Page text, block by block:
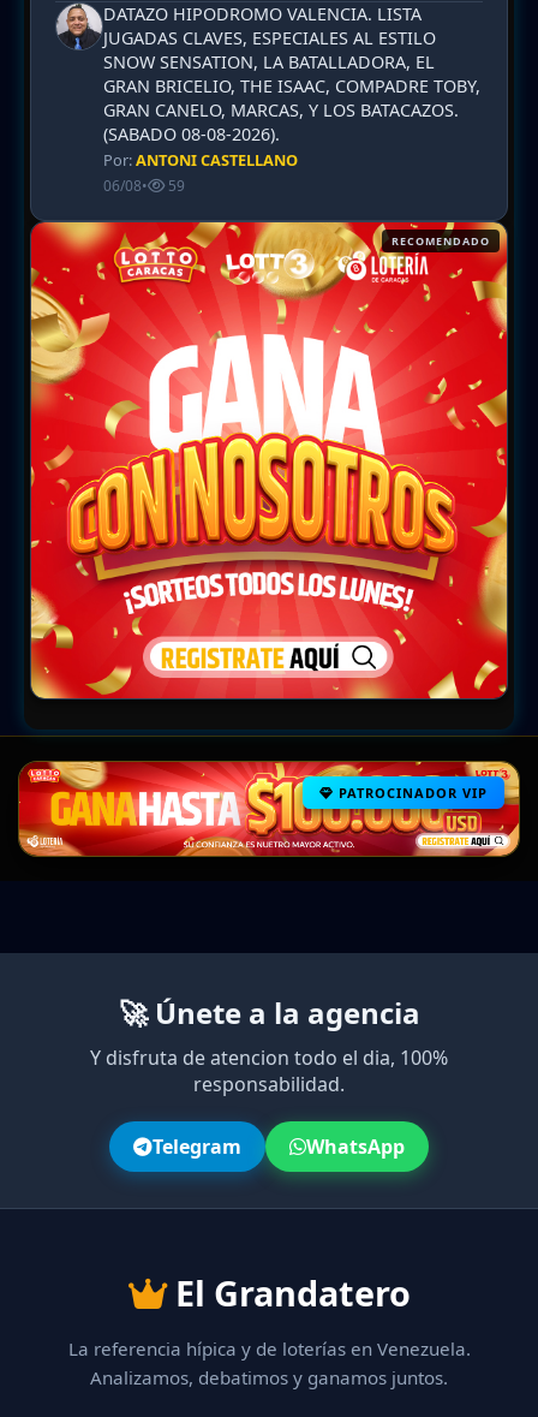
DATAZO HIPODROMO VALENCIA. LISTA
JUGADAS CLAVES, ESPECIALES AL ESTILO
SNOW SENSATION, LA BATALLADORA, EL
GRAN BRICELIO, THE ISAAC, COMPADRE TOBY,
GRAN CANELO, MARCAS, Y LOS BATACAZOS.
(SABADO 08-08-2026).
Por:ANTONI CASTELLANO
06/08• 59
RECOMENDADO
PATROCINADOR VIP
🚀 Únete a la agencia
Y disfruta de atencion todo el dia, 100%
responsabilidad.
Telegram WhatsApp
El Grandatero
La referencia hípica y de loterías en Venezuela.
Analizamos, debatimos y ganamos juntos.